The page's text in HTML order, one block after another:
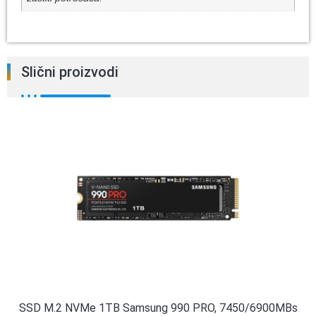
Slični proizvodi
SSD M.2 NVMe 1TB Samsung 990 PRO, 7450/6900MBs